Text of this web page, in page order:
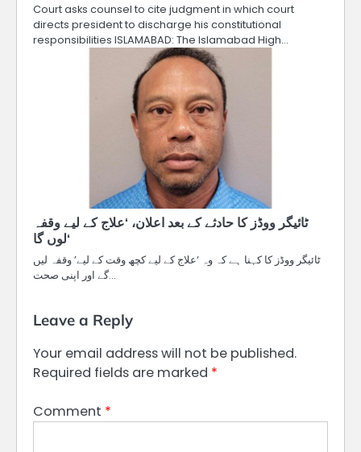
Court asks counsel to cite judgment in which court
directs president to discharge his constitutional
responsibilities ISLAMABAD: The Islamabad High…
ٹائیگر ووڈز کا حادثے کے بعد اعلان، ‘علاج کے لیے وقفہ
لوں گا‘
ٹائیگر ووڈز کا کہنا ہے کہ وہ ‘علاج کے لیے کچھ وقت کے لیے’ وقفہ لیں
گے اور اپنی صحت…
Leave a Reply
Your email address will not be published.
Required fields are marked *
Comment *